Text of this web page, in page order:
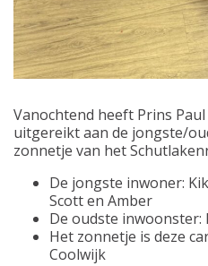
Vanochtend heeft Prins
uitgereikt aan de jongste/
zonnetje van het
De jongste inwoner:
Scott en Amber
De oudste inwoonster:
Het zonnetje is deze
Coolwijk